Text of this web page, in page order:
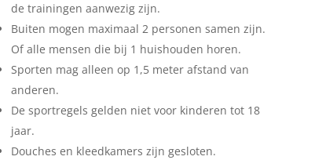
de trainingen aanwezig zijn.
Buiten mogen maximaal 2 personen samen zijn.
Of alle mensen die bij 1 huishouden horen.
Sporten mag alleen op 1,5 meter afstand van
anderen.
De sportregels gelden niet voor kinderen tot 18
jaar.
Douches en kleedkamers zijn gesloten.